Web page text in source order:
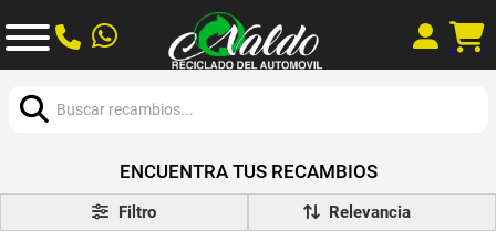
ENCUENTRA TUS RECAMBIOS
Filtro